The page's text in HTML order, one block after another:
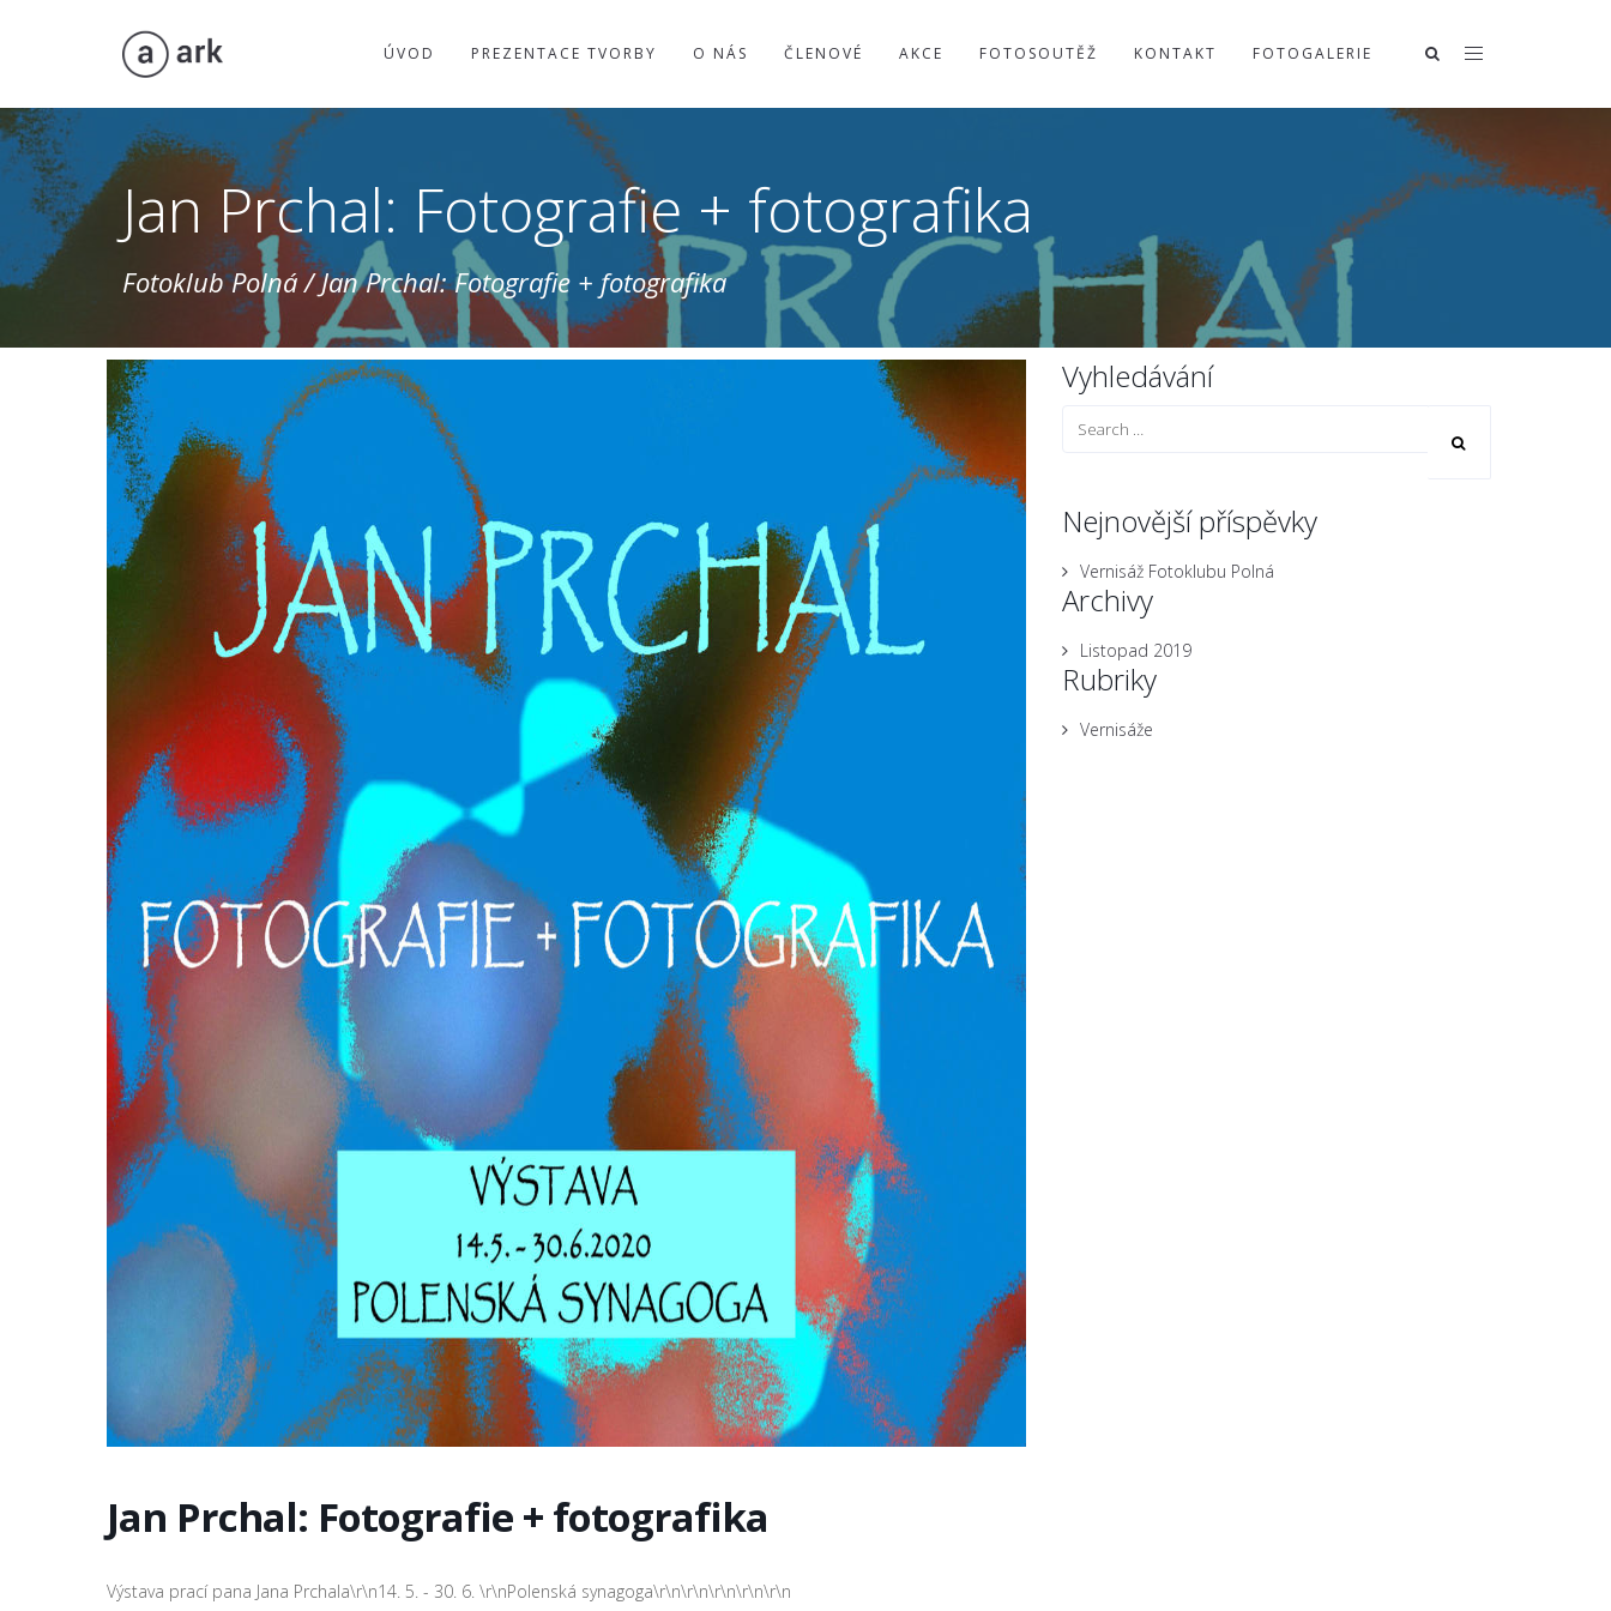
ÚVOD PREZENTACE TVORBY O NÁS ČLENOVÉ AKCE FOTOSOUTĚŽ KONTAKT FOTOGALERIE
Jan Prchal: Fotografie + fotografika
Fotoklub Polná/Jan Prchal: Fotografie + fotografika
Jan Prchal: Fotografie + fotografika
Výstava prací pana Jana Prchala\r\n14. 5. - 30. 6. \r\nPolenská synagoga\r\n\r\n\r\n\r\n\r\n
Vyhledávání
Nejnovější příspěvky
Vernisáž Fotoklubu Polná
Archivy
Listopad 2019
Rubriky
Vernisáže